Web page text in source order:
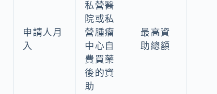
申請人月
入
私營醫
院或私
營腫瘤
中心自
費買藥
後的資
助
最高資
助總額